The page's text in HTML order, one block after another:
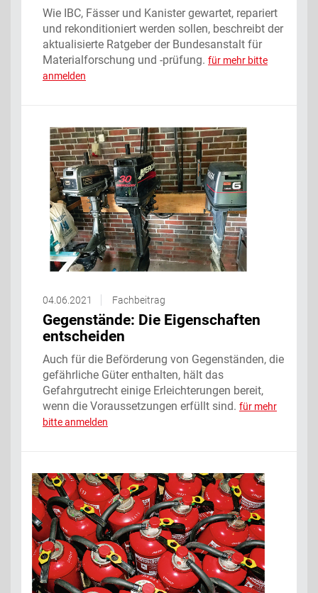
Wie IBC, Fässer und Kanister gewartet, repariert
und rekonditioniert werden sollen, beschreibt der
aktualisierte Ratgeber der Bundesanstalt für
Materialforschung und -prüfung. für mehr bitte
anmelden
04.06.2021 Fachbeitrag
Gegenstände: Die Eigenschaften
entscheiden
Auch für die Beförderung von Gegenständen, die
gefährliche Güter enthalten, hält das
Gefahrgutrecht einige Erleichterungen bereit,
wenn die Voraussetzungen erfüllt sind. für mehr
bitte anmelden